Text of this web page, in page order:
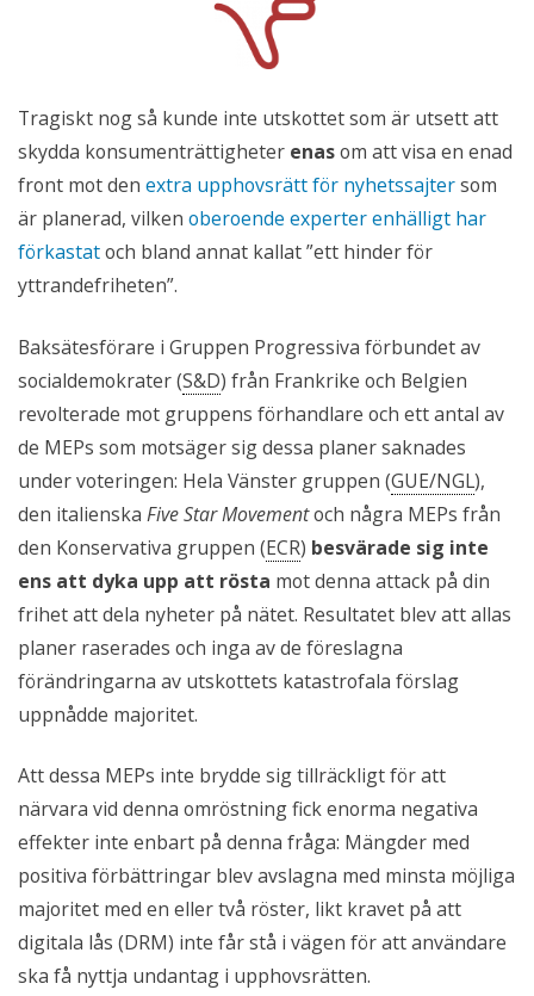
Tragiskt nog så kunde inte utskottet som är utsett att
skydda konsumenträttigheter enasom att visa en enad
front mot denextra upphovsrätt för nyhetssajtersom
är planerad, vilkenoberoende experter enhälligt har
förkastatoch bland annat kallat ”ett hinder för
yttrandefriheten”.
Baksätesförare i Gruppen Progressiva förbundet av
socialdemokrater (S&D) från Frankrike och Belgien
revolterade mot gruppens förhandlare och ett antal av
de MEPs som motsäger sig dessa planer saknades
under voteringen: Hela Vänster gruppen (GUE/NGL),
den italienskaFive Star Movementoch några MEPs från
den Konservativa gruppen (ECR) besvärade sig inte
ens att dyka upp att rösta mot denna attack på din
frihet att dela nyheter på nätet. Resultatet blev att allas
planer raserades och inga av de föreslagna
förändringarna av utskottets katastrofala förslag
uppnådde majoritet.
Att dessa MEPs inte brydde sig tillräckligt för att
närvara vid denna omröstning fick enorma negativa
effekter inte enbart på denna fråga: Mängder med
positiva förbättringar blev avslagna med minsta möjliga
majoritet med en eller två röster, likt kravet på att
digitala lås (DRM) inte får stå i vägen för att användare
ska få nyttja undantag i upphovsrätten.